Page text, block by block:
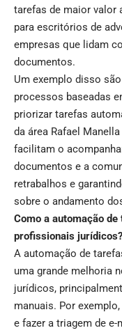
tarefas de maior valor
para escritórios de
empresas que lidam
documentos.
Um exemplo disso
processos baseadas
priorizar tarefas
da área Rafael
facilitam o
documentos e a
retrabalhos e
sobre o andamento
Como a automação
profissionais jurídicos?
A automação de
uma grande melhoria
jurídicos,
manuais. Por
e fazer a triagem de